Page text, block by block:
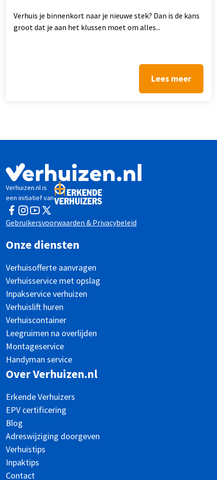
Verhuis je binnenkort naar je nieuwe stek? Dan is de kans
groot dat je aan het klussen moet om alles...
Lees meer
Verhuizen.nl is
een initiatief van
Facebook
Instagram
YouTubeTwitter
Gebruikersvoorwaarden & Privacybeleid
Onze diensten
Verhuisofferte aanvragen
Verhuisservice met opslag
Inpakservice verhuizen
Verhuislift huren
Verhuiscontainer
Leegruimen na overlijden
Montageservice
Handyman service
Over Verhuizen.nl
Erkende Verhuizers
EPV certificering
Blog
Adreswijziging doorgeven
Verhuistips
Inpaktips
Contact